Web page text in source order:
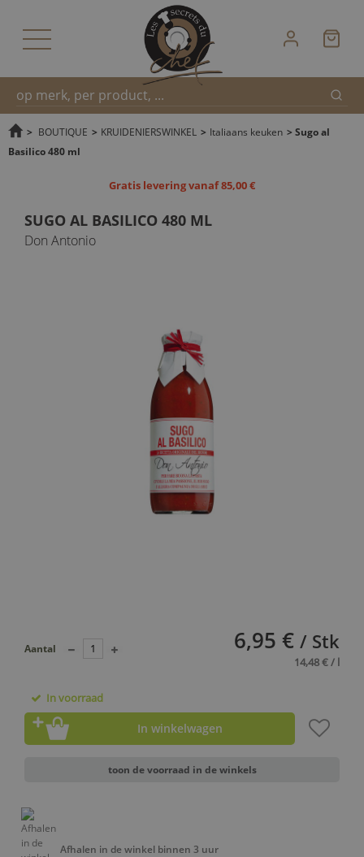
Snel
> BOUTIQUE > KRUIDENIERSWINKEL > Italiaans keuken > Sugo al
Basilico 480 ml
Gratis levering vanaf 85,00 €
SUGO AL BASILICO 480 ML
Don Antonio
6,95 € / Stk
14,48 € / l
Aantal
In voorraad
In winkelwagen
toon de voorraad in de winkels
Afhalen in de winkel binnen 3 uur